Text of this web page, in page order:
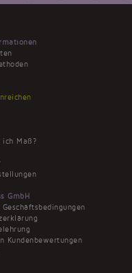
ich Maß?
GmbH
Kundenbewertungen